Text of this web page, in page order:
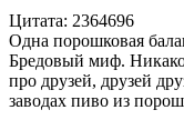
Цитата: 2364696
Одна порошковая
Бредовый миф.
про друзей, друзей
заводах пиво из